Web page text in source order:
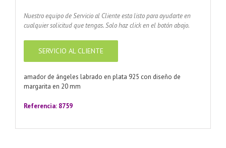
Nuestro equipo de Servicio al Cliente esta listo para ayudarte en
cualquier solicitud que tengas. Solo haz click en el botón abajo.
SERVICIO AL CLIENTE
amador de ángeles labrado en plata 925 con diseño de
margarita en 20 mm
Referencia: 8759